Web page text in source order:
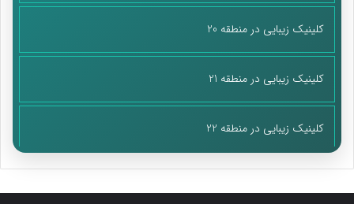
کلینیک زیبایی در منطقه 20
کلینیک زیبایی در منطقه 21
کلینیک زیبایی در منطقه 22